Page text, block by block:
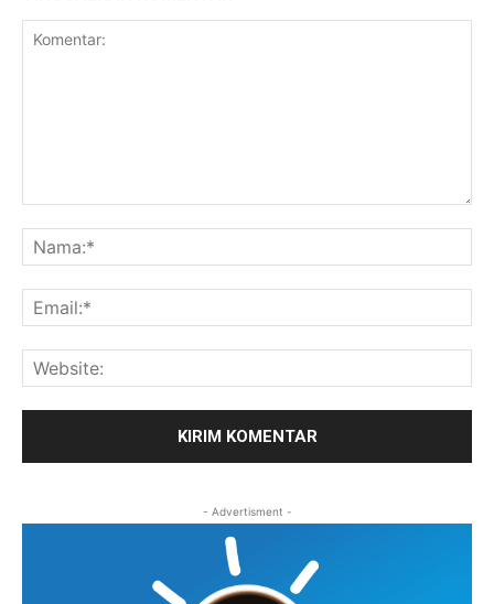
- Advertisment -